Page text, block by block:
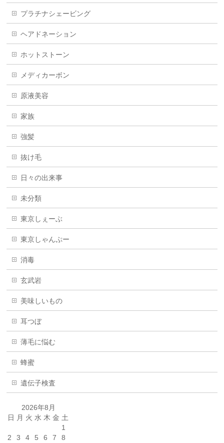
プラチナシェービング
ヘアドネーション
ホットストーン
メディカーボン
原液美容
家族
強髪
抜け毛
日々の出来事
未分類
東京しぇーぶ
東京しゃんぷー
消毒
玄武岩
美味しいもの
耳つぼ
薄毛に悩む
蜂蜜
遺伝子検査
2026年8月
日 月 火 水 木 金 土
1
2
3 4 5 6 7
8